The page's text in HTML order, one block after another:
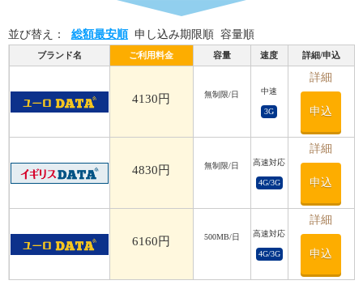
受取場所
必須
返却方法
必須
利用日数
並び替え： 総額最安順 申し込み期限順 容量順
ブランド名 ご利用料金 容量 速度 詳細/申込
4130円 無制限/日 中速
3G
詳細
申込
4830円 無制限/日 高速対応
4G/3G
詳細
申込
6160円 500MB/日 高速対応
4G/3G
詳細
申込